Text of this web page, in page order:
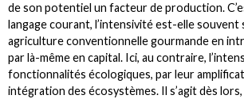
de son potentiel un facteur de production.
langage courant, l’intensivité est-elle souvent
agriculture conventionnelle gourmande en
par là-même en capital. Ici, au contraire,
fonctionnalités écologiques, par leur
intégration des écosystèmes. Il s’agit dès